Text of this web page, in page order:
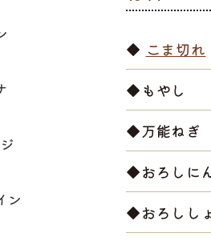
◆ こま切れ
◆もやし
◆万能ねぎ
◆おろしに
◆おろしし
ン